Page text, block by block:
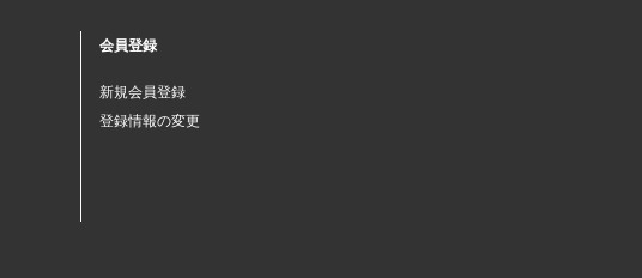
会員登録
新規会員登録
登録情報の変更